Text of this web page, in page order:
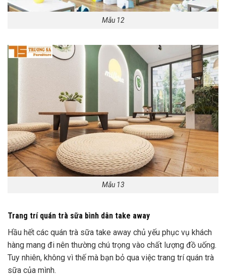
Mẫu 12
Mẫu 13
Trang trí quán trà sữa bình dân take away
Hầu hết các quán trà sữa take away chủ yếu phục vụ khách
hàng mang đi nên thường chú trọng vào chất lượng đồ uống.
Tuy nhiên, không vì thế mà bạn bỏ qua việc trang trí quán trà
sữa của mình.